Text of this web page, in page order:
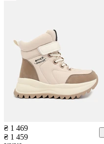
₴ 1 469
₴ 1 459